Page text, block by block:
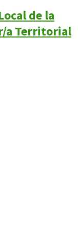
de la
a Territorial